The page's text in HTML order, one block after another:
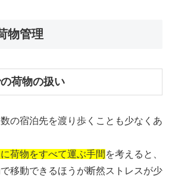
物管理
荷物の扱い
の宿泊先を渡り歩くことも少なくあ
荷物をすべて運ぶ手間 を考えると、
移動できるほうが断然ストレスが少